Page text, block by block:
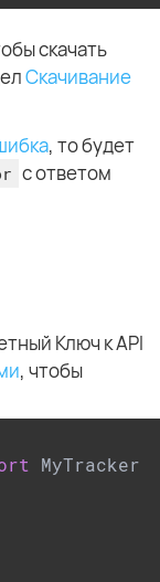
скачать
Скачивание
, то будет
с ответом
Ключ к API
, чтобы
MyTracker